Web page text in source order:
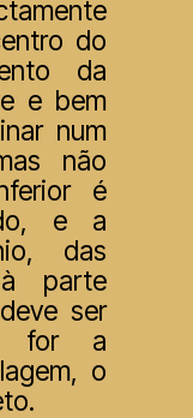
do
da
e bem
num
não
é
e a
das
à parte
ser
for a
o